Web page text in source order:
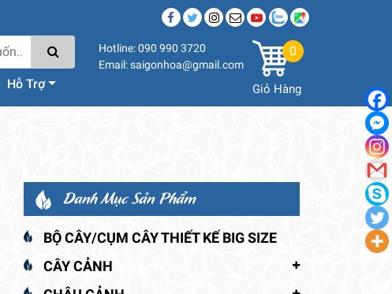
Hỗ Trợ
Hotline: 090 990 3720
Email: saigonhoa@gmail.com
0
Giỏ Hàng
Danh Mục Sản Phẩm
BỘ CÂY/CỤM CÂY THIẾT KẾ BIG SIZE
CÂY CẢNH